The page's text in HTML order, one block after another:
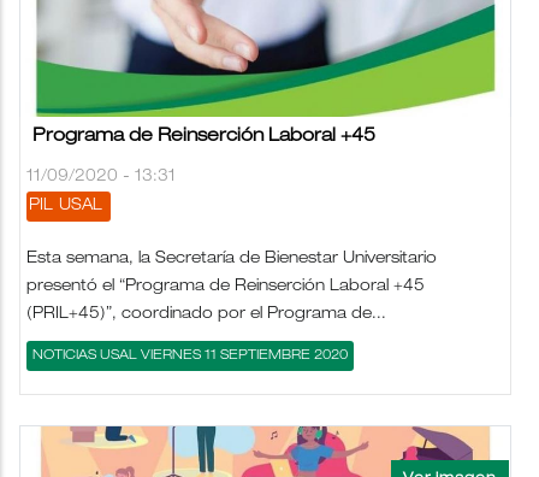
Programa de Reinserción Laboral +45
11/09/2020 - 13:31
PIL USAL
Esta semana, la Secretaría de Bienestar Universitario
presentó el “Programa de Reinserción Laboral +45
(PRIL+45)”, coordinado por el Programa de...
NOTICIAS USAL VIERNES 11 SEPTIEMBRE 2020